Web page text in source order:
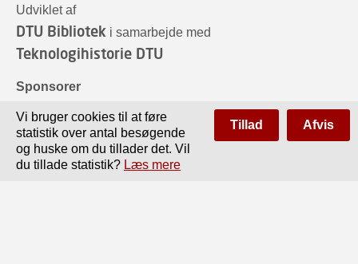
Udviklet af
DTU Bibliotek i samarbejde med
Teknologihistorie DTU
Sponsorer
Vi bruger cookies til at føre
statistik over antal besøgende
og huske om du tillader det. Vil
du tillade statistik? Læs mere
Tillad Afvis